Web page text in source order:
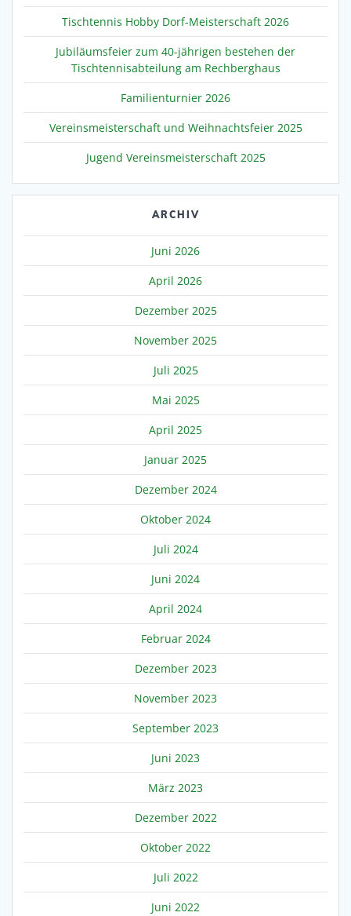
Tischtennis Hobby Dorf-Meisterschaft 2026
Jubiläumsfeier zum 40-jährigen bestehen der
Tischtennisabteilung am Rechberghaus
Familienturnier 2026
Vereinsmeisterschaft und Weihnachtsfeier 2025
Jugend Vereinsmeisterschaft 2025
ARCHIV
Juni 2026
April 2026
Dezember 2025
November 2025
Juli 2025
Mai 2025
April 2025
Januar 2025
Dezember 2024
Oktober 2024
Juli 2024
Juni 2024
April 2024
Februar 2024
Dezember 2023
November 2023
September 2023
Juni 2023
März 2023
Dezember 2022
Oktober 2022
Juli 2022
Juni 2022